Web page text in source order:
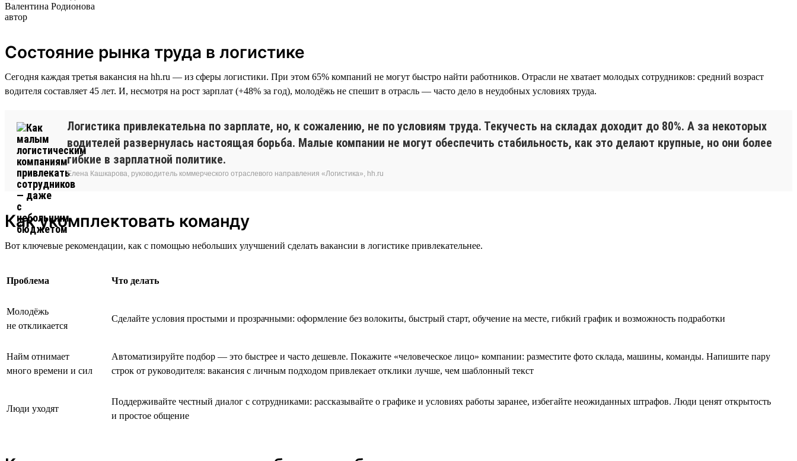
Валентина Родионова
автор
Состояние рынка труда в логистике
Сегодня каждая третья вакансия на hh.ru — из сферы логистики. При этом 65% компаний не могут быстро найти работников. Отрасли не хватает молодых сотрудников: средний возраст
водителя составляет 45 лет. И, несмотря на рост зарплат (+48% за год), молодёжь не спешит в отрасль — часто дело в неудобных условиях труда.
Логистика привлекательна по зарплате, но, к сожалению, не по условиям труда. Текучесть на складах доходит до 80%. А за некоторых
водителей развернулась настоящая борьба. Малые компании не могут обеспечить стабильность, как это делают крупные, но они более
гибкие в зарплатной политике.
Елена Кашкарова, руководитель коммерческого отраслевого направления «Логистика», hh.ru
Как укомплектовать команду
Вот ключевые рекомендации, как с помощью небольших улучшений сделать вакансии в логистике привлекательнее.
Проблема Что делать
Молодёжь
не откликается
Сделайте условия простыми и прозрачными: оформление без волокиты, быстрый старт, обучение на месте, гибкий график и возможность подработки
Найм отнимает
много времени и сил
Автоматизируйте подбор — это быстрее и часто дешевле. Покажите «человеческое лицо» компании: разместите фото склада, машины, команды. Напишите пару
строк от руководителя: вакансия с личным подходом привлекает отклики лучше, чем шаблонный текст
Люди уходят
Поддерживайте честный диалог с сотрудниками: рассказывайте о графике и условиях работы заранее, избегайте неожиданных штрафов. Люди ценят открытость
и простое общение